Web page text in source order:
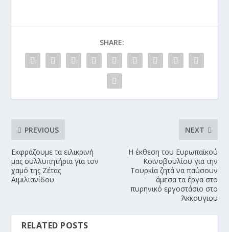
SHARE:
PREVIOUS
Εκφράζουμε τα ειλικρινή
μας συλλυπητήρια για τον
χαμό της Ζέτας
Αιμιλιανίδου
NEXT
Η έκθεση του Ευρωπαϊκού
Κοινοβουλίου για την
Τουρκία ζητά να παύσουν
άμεσα τα έργα στο
πυρηνικό εργοστάσιο στο
Άκκουγιου
RELATED POSTS